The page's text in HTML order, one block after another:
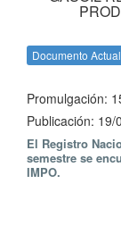
Documento
Promulgación:
Publicación: 19/
El Registro
semestre se
IMPO.